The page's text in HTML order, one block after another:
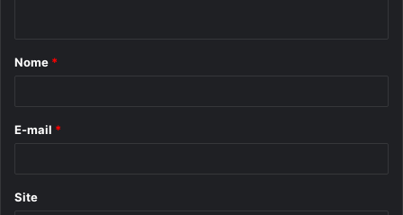
r
Nome *
E-mail *
Site